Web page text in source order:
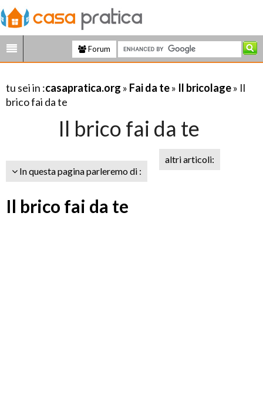
Forum
tu sei in :casapratica.org » Fai da te» Il bricolage» Il
brico fai da te
Il brico fai da te
In questa pagina parleremo di :
altri articoli:
Il brico fai da te